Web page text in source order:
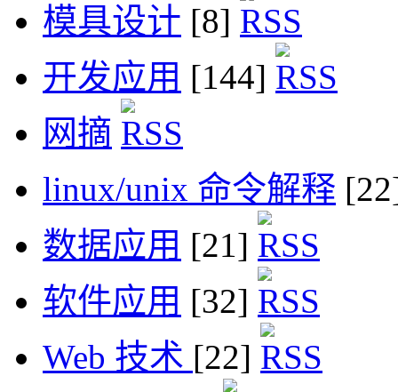
模具设计 [8]
开发应用 [144]
网摘
linux/unix 命令解释
数据应用 [21]
软件应用 [32]
Web 技术 [22]